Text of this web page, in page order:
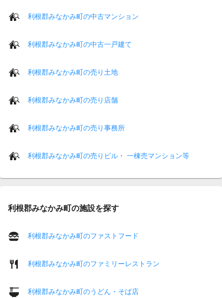
利根郡みなかみ町の中古マンション
利根郡みなかみ町の中古一戸建て
利根郡みなかみ町の売り土地
利根郡みなかみ町の売り店舗
利根郡みなかみ町の売り事務所
利根郡みなかみ町の売りビル・ 一棟売マンション等
利根郡みなかみ町の施設を探す
利根郡みなかみ町のファストフード
利根郡みなかみ町のファミリーレストラン
利根郡みなかみ町のうどん・そば店